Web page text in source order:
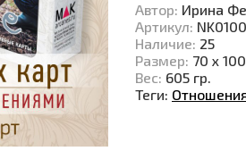
Автор: Ирина
Артикул: NK0100
Наличие: 25
Размер: 70 х
Вес: 605 гр.
Теги: